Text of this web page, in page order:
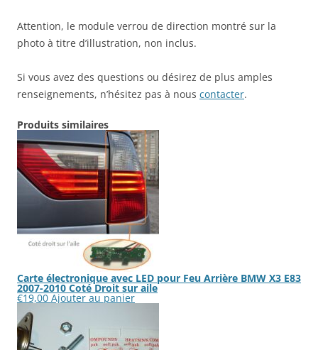
Attention, le module verrou de direction montré sur la
photo à titre d’illustration, non inclus.
Si vous avez des questions ou désirez de plus amples
renseignements, n’hésitez pas à nous contacter.
Produits similaires
Carte électronique avec LED pour Feu Arrière BMW X3 E83
2007-2010 Coté Droit sur aile
€19,00 Ajouter au panier